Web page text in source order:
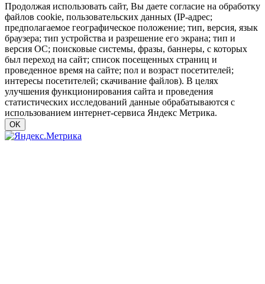
Продолжая использовать сайт, Вы даете согласие на обработку
файлов cookie, пользовательских данных (IP-адрес;
предполагаемое географическое положение; тип, версия, язык
браузера; тип устройства и разрешение его экрана; тип и
версия ОС; поисковые системы, фразы, баннеры, с которых
был переход на сайт; список посещенных страниц и
проведенное время на сайте; пол и возраст посетителей;
интересы посетителей; скачивание файлов). В целях
улучшения функционирования сайта и проведения
статистических исследований данные обрабатываются с
использованием интернет-сервиса Яндекс Метрика.
OK